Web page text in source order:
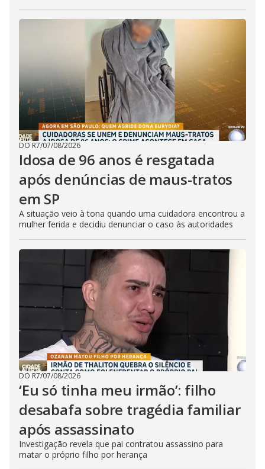
DO R7/07/08/2026
Idosa de 96 anos é resgatada
após denúncias de maus-tratos
em SP
A situação veio à tona quando uma cuidadora encontrou a
mulher ferida e decidiu denunciar o caso às autoridades
DO R7/07/08/2026
‘Eu só tinha meu irmão’: filho
desabafa sobre tragédia familiar
após assassinato
Investigação revela que pai contratou assassino para
matar o próprio filho por herança